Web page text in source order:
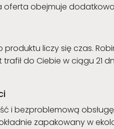
oferta obejmuje
liczy się czas.
do Ciebie w ciągu 21
i bezproblemową
zapakowany w